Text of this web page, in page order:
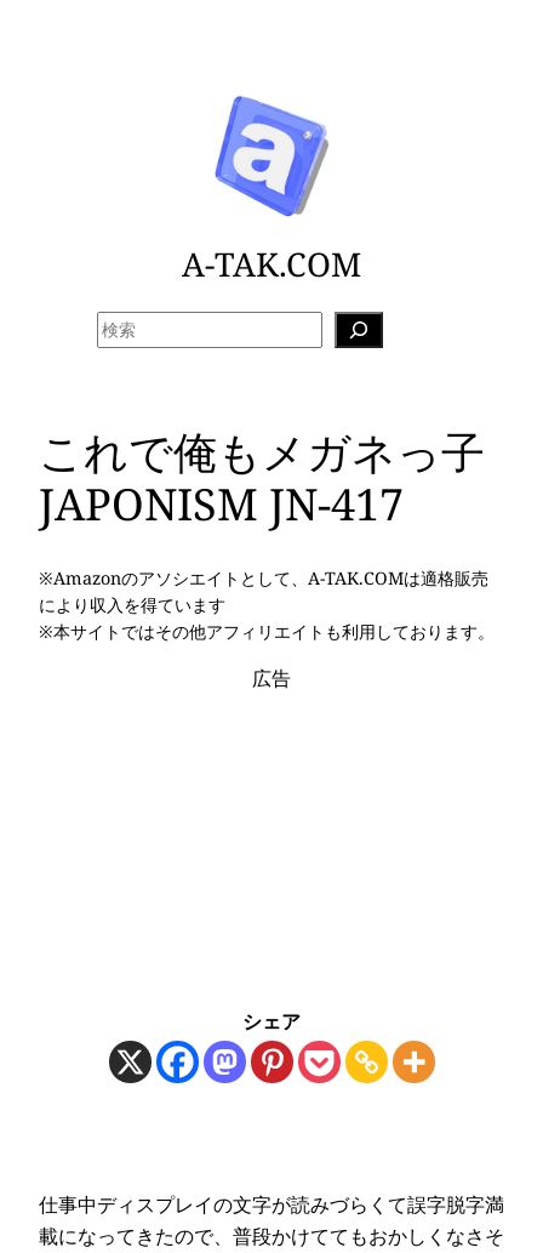
A-TAK.COM
これで俺もメガネっ子
JAPONISM JN-417
※Amazonのアソシエイトとして、A-TAK.COMは適格販売
により収入を得ています
※本サイトではその他アフィリエイトも利用しております。
広告
シェア
仕事中ディスプレイの文字が読みづらくて誤字脱字満
載になってきたので、普段かけててもおかしくなさそ